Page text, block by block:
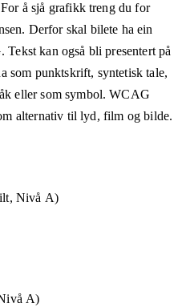
å sjå grafikk treng du for
Derfor skal bilete ha ein
kan også bli presentert på
som punktskrift, syntetisk tale,
eller som symbol. WCAG
alternativ til lyd, film og bilde.
Nivå A)
A)